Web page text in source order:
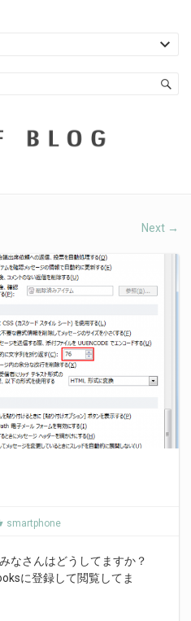
Next →
smartphone
なさんはどうしてますか？
に登録して閲覧してま